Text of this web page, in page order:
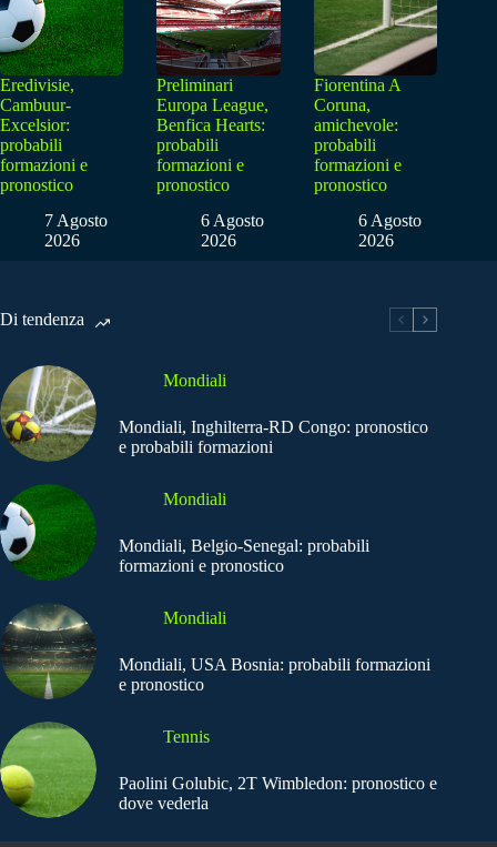
Eredivisie,
Cambuur-
Excelsior:
probabili
formazioni e
pronostico
7 Agosto
2026
Preliminari
Europa League,
Benfica Hearts:
probabili
formazioni e
pronostico
6 Agosto
2026
Fiorentina A
Coruna,
amichevole:
probabili
formazioni e
pronostico
6 Agosto
2026
Di tendenza
Mondiali
Mondiali, Inghilterra-RD Congo: pronostico
e probabili formazioni
Mondiali
Mondiali, Belgio-Senegal: probabili
formazioni e pronostico
Mondiali
Mondiali, USA Bosnia: probabili formazioni
e pronostico
Tennis
Paolini Golubic, 2T Wimbledon: pronostico e
dove vederla